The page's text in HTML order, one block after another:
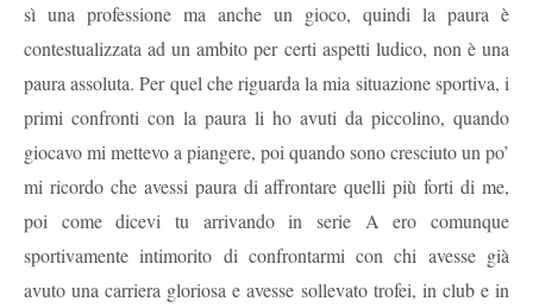
sì una professione ma anche un gioco, quindi la paura è
contestualizzata ad un ambito per certi aspetti ludico, non è una
paura assoluta. Per quel che riguarda la mia situazione sportiva, i
primi confronti con la paura li ho avuti da piccolino, quando
giocavo mi mettevo a piangere, poi quando sono cresciuto un po’
mi ricordo che avessi paura di affrontare quelli più forti di me,
poi come dicevi tu arrivando in serie A ero comunque
sportivamente intimorito di confrontarmi con chi avesse già
avuto una carriera gloriosa e avesse sollevato trofei, in club e in